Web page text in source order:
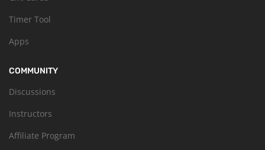
Timer Tool
Apps
COMMUNITY
Discussions
Instructors
Affiliate Program